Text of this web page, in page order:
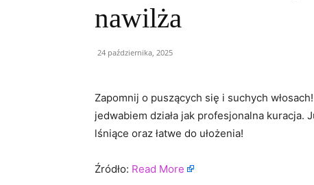
nawilża
24 października, 2025
Zapomnij o puszących się i suchych
jedwabiem działa jak profesjonalna kuracja.
lśniące oraz łatwe do ułożenia!
Źródło: Read More